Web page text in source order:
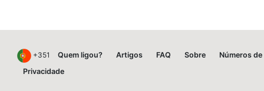
+351 Quem ligou? Artigos FAQ Sobre
Números
Privacidade